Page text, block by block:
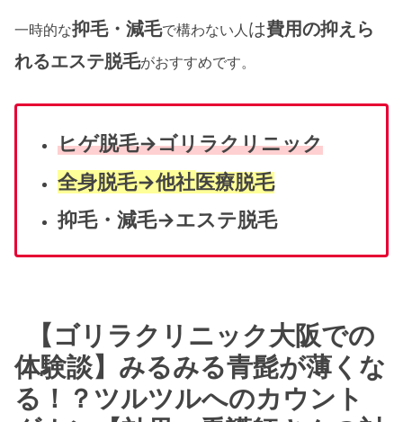
一時的な抑毛・減毛で構わない人は費用の抑えら
れるエステ脱毛がおすすめです。
ヒゲ脱毛→ゴリラクリニック
全身脱毛→他社医療脱毛
抑毛・減毛→エステ脱毛
【ゴリラクリニック大阪での
体験談】みるみる青髭が薄くな
る！？ツルツルへのカウント